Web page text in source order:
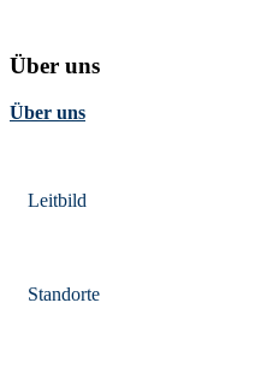
Über uns
Über uns
Leitbild
Standorte